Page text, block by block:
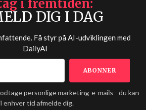
i fremtiden
DIG I DAG
Få styr på AI-udviklingen med
DailyAI
personlige marketing-e-mails - du kan
enhver tid afmelde dig.